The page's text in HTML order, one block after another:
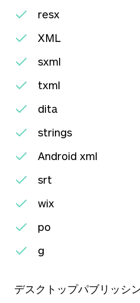
resx
XML
sxml
txml
dita
strings
Android xml
srt
wix
po
g
デスクトップパブリッシ